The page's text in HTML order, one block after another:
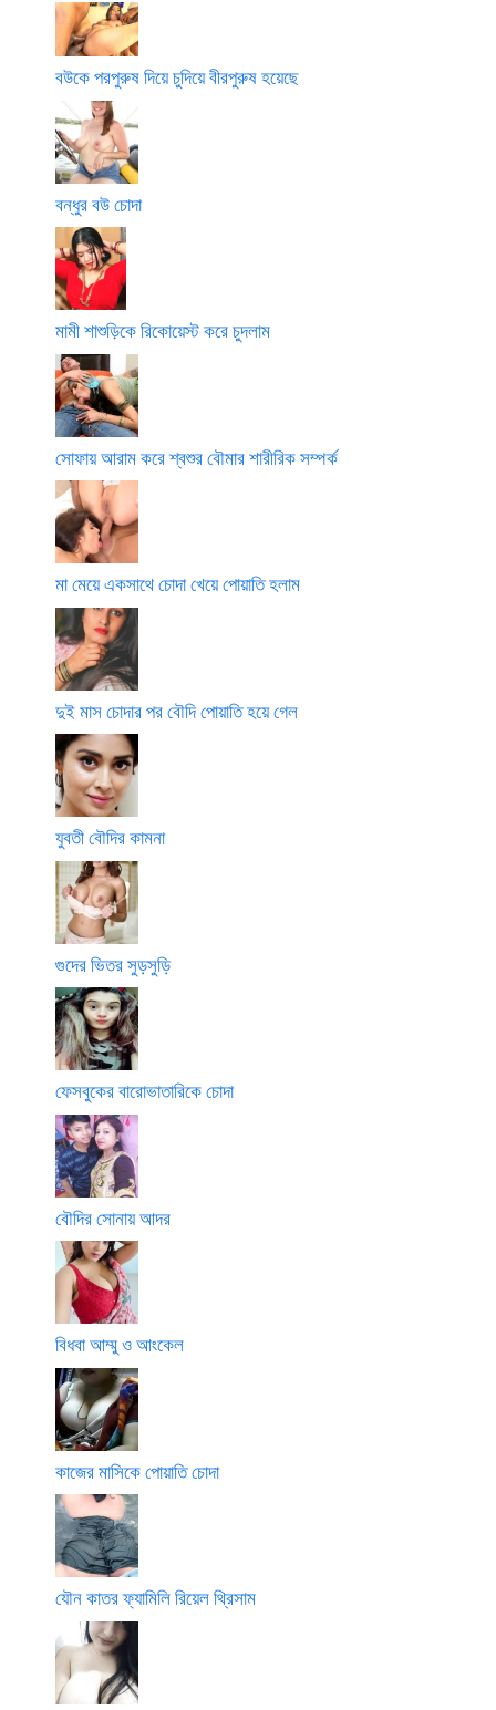
বউকে পরপুরুষ দিয়ে চুদিয়ে বীরপুরুষ হয়েছে
বন্ধুর বউ চোদা
মামী শাশুড়িকে রিকোয়েস্ট করে চুদলাম
সোফায় আরাম করে শ্বশুর বৌমার শারীরিক সম্পর্ক
মা মেয়ে একসাথে চোদা খেয়ে পোয়াতি হলাম
দুই মাস চোদার পর বৌদি পোয়াতি হয়ে গেল
যুবতী বৌদির কামনা
গুদের ভিতর সুড়সুড়ি
ফেসবুকের বারোভাতারিকে চোদা
বৌদির সোনায় আদর
বিধবা আম্মু ও আংকেল
কাজের মাসিকে পোয়াতি চোদা
যৌন কাতর ফ্যামিলি রিয়েল থ্রিসাম